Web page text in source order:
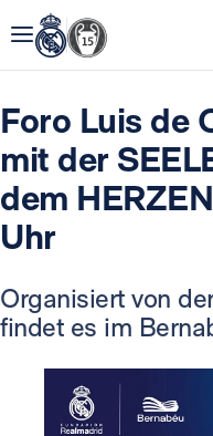
Foro Luis de
mit der
dem
Uhr
Organisiert von
findet es im